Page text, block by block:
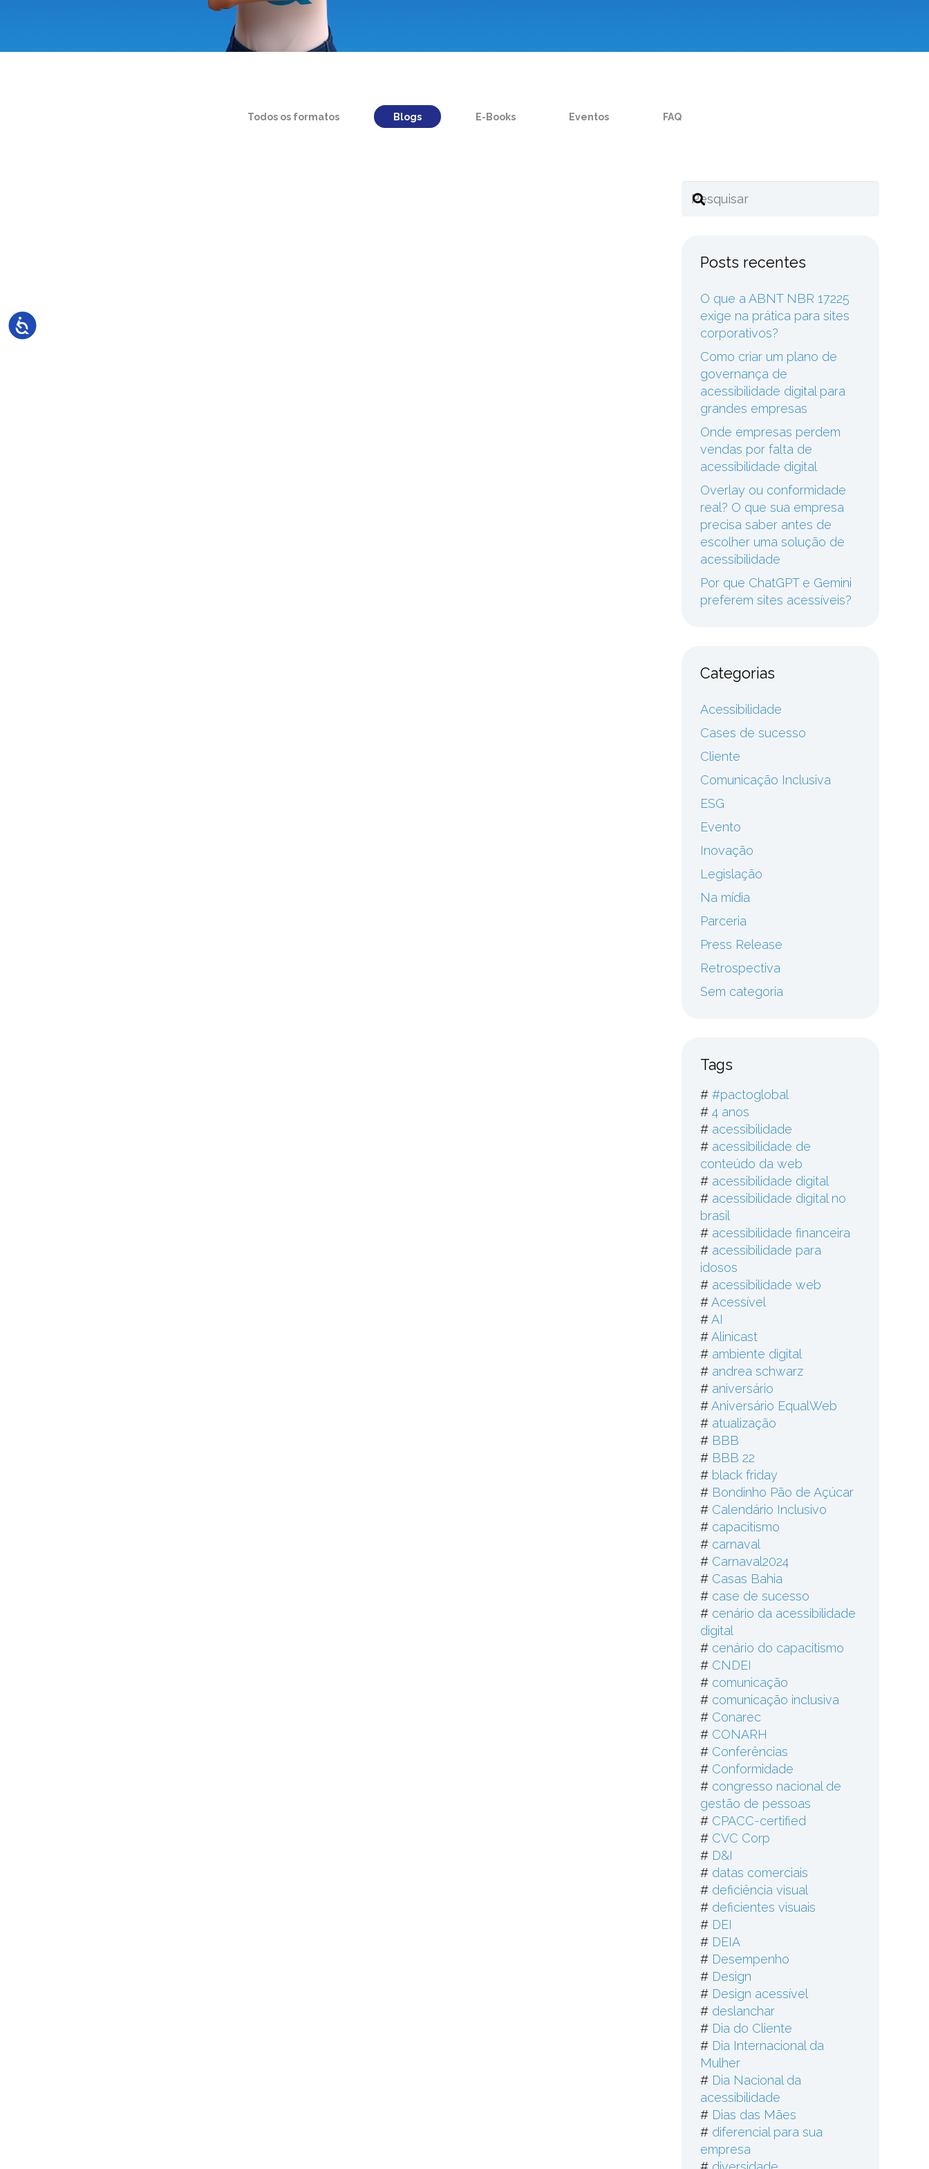
Todos os formatos Blogs E-Books Eventos FAQ
Posts recentes
O que a ABNT NBR 17225
exige na prática para sites
corporativos?
Como criar um plano de
governança de
acessibilidade digital para
grandes empresas
Onde empresas perdem
vendas por falta de
acessibilidade digital
Overlay ou conformidade
real? O que sua empresa
precisa saber antes de
escolher uma solução de
acessibilidade
Por que ChatGPT e Gemini
preferem sites acessíveis?
Categorias
Acessibilidade
Cases de sucesso
Cliente
Comunicação Inclusiva
ESG
Evento
Inovação
Legislação
Na mídia
Parceria
Press Release
Retrospectiva
Sem categoria
Tags
# #pactoglobal
# 4 anos
# acessibilidade
# acessibilidade de
conteúdo da web
# acessibilidade digital
# acessibilidade digital no
brasil
# acessibilidade financeira
# acessibilidade para
idosos
# acessibilidade web
#Acessível
#AI
#Alinicast
# ambiente digital
# andrea schwarz
# aniversário
#Aniversário EqualWeb
# atualização
# BBB
# BBB 22
# black friday
# Bondinho Pão de Açúcar
# Calendário Inclusivo
# capacitismo
# carnaval
# Carnaval2024
# Casas Bahia
# case de sucesso
# cenário da acessibilidade
digital
# cenário do capacitismo
# CNDEI
# comunicação
# comunicação inclusiva
# Conarec
# CONARH
# Conferências
# Conformidade
# congresso nacional de
gestão de pessoas
# CPACC-certified
# CVC Corp
# D&I
# datas comerciais
# deficiência visual
# deficientes visuais
# DEI
# DEIA
# Desempenho
# Design
# Design acessível
# deslanchar
# Dia do Cliente
# Dia Internacional da
Mulher
# Dia Nacional da
acessibilidade
# Dias das Mães
# diferencial para sua
empresa